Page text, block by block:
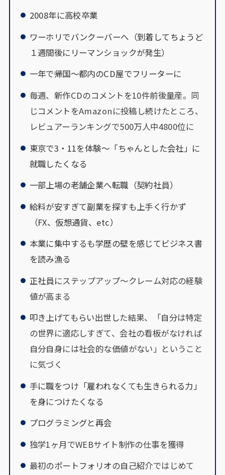
2008年に高校卒業
ワーホリで︎バンクーバーへ（到着してちょうど
１週間後にリーマンショックが発生）
一年で帰国～都内のCD屋でフリーターに
毎週、新作CDのコメントを10件前後量産。同
じコメントをAmazonに投稿し続けたところ、
レビュアーランキングで500万人中4800位に
東京で3・11を体験～「ちゃんとした会社」に
就職したくなる
一部上場の老舗企業へ転職（契約社員）
給料が安すぎて副業を探すも上手く行かず
（FX、仮想通貨、etc）
本業に集中するも学歴の壁を感じてビジネス書
を読み漁る
正社員にステップアップ～クレーム対応の経験
値が高まる
叩き上げてもらい出世した結果、「自分は特定
の世界に適応しすぎて、会社の看板がなければ
自分自身には社会的な価値がない」ということ
に気づく
手に職をつけ「雇われなくても生きられる力」
を身につけたくなる
プログラミングと再会
独学1ヶ月でWEBサイト制作の仕事を獲得
最初のポートフォリオの自己紹介ではじめて